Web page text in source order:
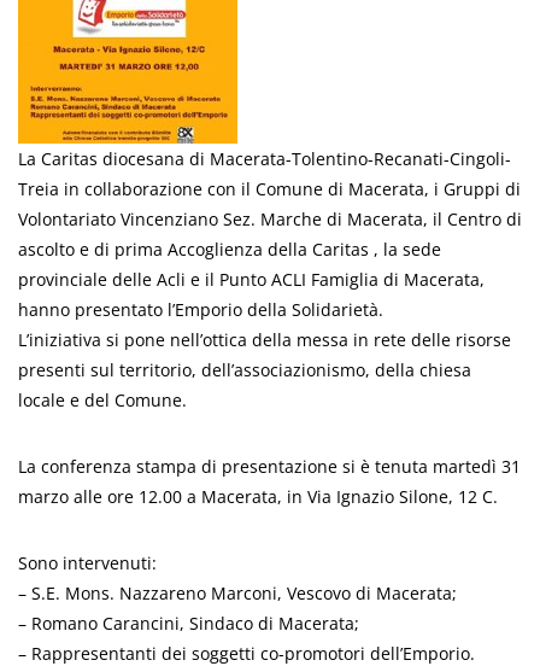
La Caritas diocesana di Macerata-Tolentino-Recanati-Cingoli-
Treia in collaborazione con il Comune di Macerata, i Gruppi di
Volontariato Vincenziano Sez. Marche di Macerata, il Centro di
ascolto e di prima Accoglienza della Caritas , la sede
provinciale delle Acli e il Punto ACLI Famiglia di Macerata,
hanno presentato l’Emporio della Solidarietà.
L’iniziativa si pone nell’ottica della messa in rete delle risorse
presenti sul territorio, dell’associazionismo, della chiesa
locale e del Comune.
La conferenza stampa di presentazione si è tenuta martedì 31
marzo alle ore 12.00 a Macerata, in Via Ignazio Silone, 12 C.
Sono intervenuti:
– S.E. Mons. Nazzareno Marconi, Vescovo di Macerata;
– Romano Carancini, Sindaco di Macerata;
– Rappresentanti dei soggetti co-promotori dell’Emporio.